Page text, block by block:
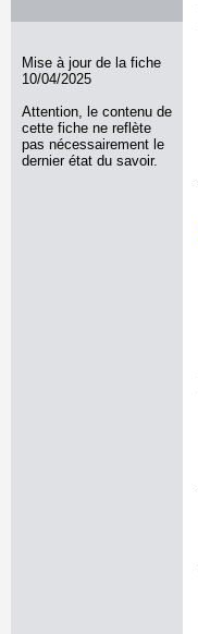
Mise à jour de la fiche
10/04/2025
Attention, le contenu de
cette fiche ne reflète
pas nécessairement le
dernier état du savoir.